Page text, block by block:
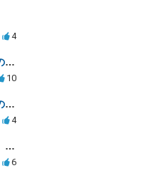
4
浮気による精神的苦痛、非婚約者への慰謝料請求は可能か
10
猫の所有権を巡るトラブル、裁判での勝算は？
4
同棲解消時、慰謝料請求をできるか。また妥当な金額はいくらか。
6